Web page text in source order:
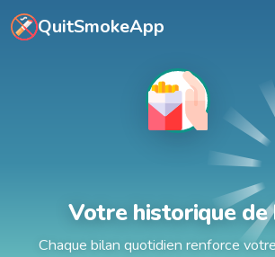
Aller au contenu principal
QuitSmokeApp
Votre historique de
Chaque bilan quotidien renforce